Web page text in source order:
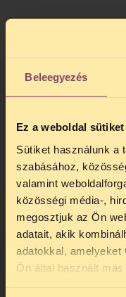
Beleegyezés
Ez a weboldal
Sütiket használunk a
szabásához,
valamint
közösségi média-,
megosztjuk az Ön
adatait, akik
adatokkal, amelyeket
Ön által használt
SZÜNET!